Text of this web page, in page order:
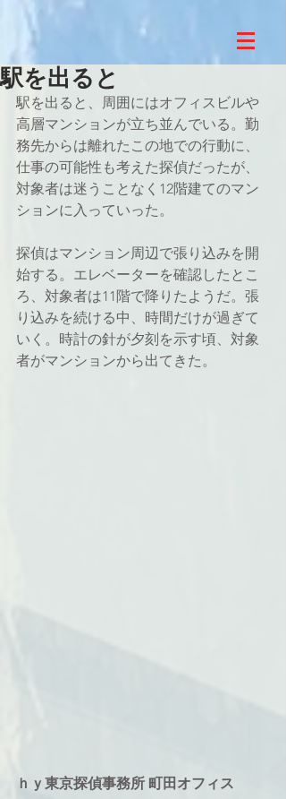
駅を出ると
駅を出ると、周囲にはオフィスビルや
高層マンションが立ち並んでいる。勤
務先からは離れたこの地での行動に、
仕事の可能性も考えた探偵だったが、
対象者は迷うことなく12階建てのマン
ションに入っていった。
探偵はマンション周辺で張り込みを開
始する。エレベーターを確認したとこ
ろ、対象者は11階で降りたようだ。張
り込みを続ける中、時間だけが過ぎて
いく。時計の針が夕刻を示す頃、対象
者がマンションから出てきた。
ｈｙ東京探偵事務所 町田オフィス